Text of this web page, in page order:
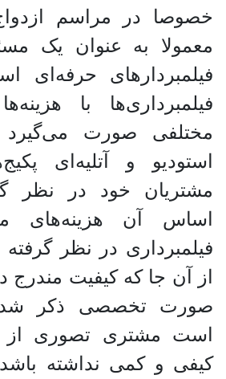
خصوصا در مراسم
معمولا به عنوان یک
فیلمبردار‌های حرفه‌ای
فیلمبرداری‌ها با
مختلفی صورت می‌گیرد
استودیو و آتلیه‌ای
مشتریان خود در نظر
اساس آن هزینه‌های
فیلمبرداری در نظر
از آن‌ جا که کیفیت مندرج
صورت تخصصی ذکر
است مشتری تصوری از
کیفی و کمی نداشته